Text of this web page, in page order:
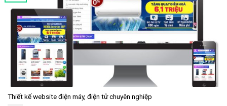
Thiết kế website điện máy, điện tử chuyên nghiệp